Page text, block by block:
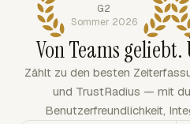
G2
Sommer 2026
Von Teams
Zählt zu den besten
und TrustRadius — mit
Benutzerfreundlichkeit,